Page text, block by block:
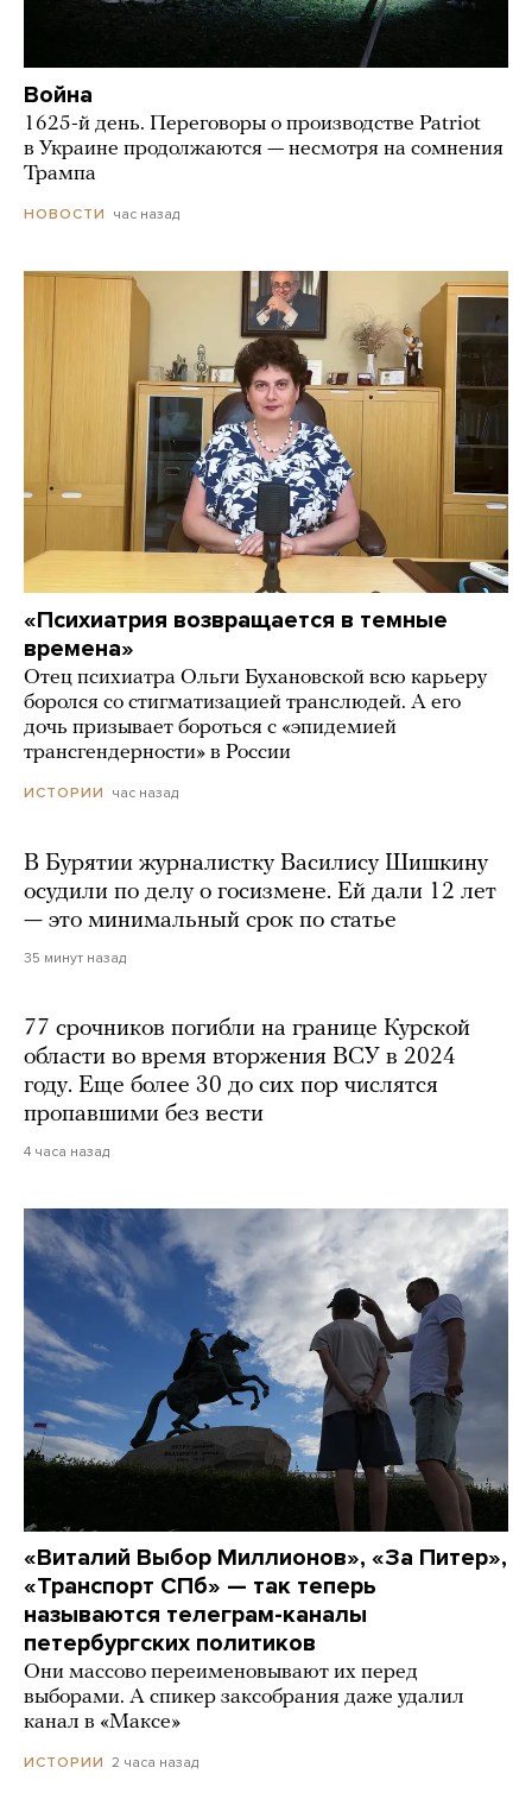
Война
1625-й день. Переговоры о производстве Patriot
в Украине продолжаются — несмотря на сомнения
Трампа
НОВОСТИ час назад
«Психиатрия возвращается в темные
времена»
Отец психиатра Ольги Бухановской всю карьеру
боролся со стигматизацией транслюдей. А его
дочь призывает бороться с «эпидемией
трансгендерности» в России
ИСТОРИИ час назад
В Бурятии журналистку Василису Шишкину
осудили по делу о госизмене. Ей дали 12 лет
— это минимальный срок по статье
35 минут назад
77 срочников погибли на границе Курской
области во время вторжения ВСУ в 2024
году. Еще более 30 до сих пор числятся
пропавшими без вести
4 часа назад
«Виталий Выбор Миллионов», «За Питер»,
«Транспорт СПб» — так теперь
называются телеграм-каналы
петербургских политиков
Они массово переименовывают их перед
выборами. А спикер заксобрания даже удалил
канал в «Максе»
ИСТОРИИ 2 часа назад